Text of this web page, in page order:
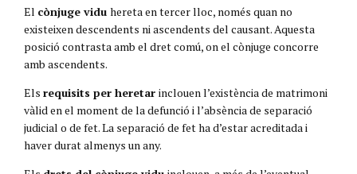
El cònjuge vidu hereta en tercer lloc, només quan no
existeixen descendents ni ascendents del causant. Aquesta
posició contrasta amb el dret comú, on el cònjuge concorre
amb ascendents.
Els requisits per heretar inclouen l’existència de matrimoni
vàlid en el moment de la defunció i l’absència de separació
judicial o de fet. La separació de fet ha d’estar acreditada i
haver durat almenys un any.